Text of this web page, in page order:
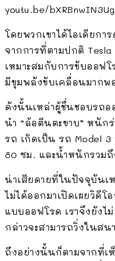
youtu.be/
โดยพวกเขาได้ไอเดียก
จากการที่ตามปกติ
เหมาะสมกับการขับออฟ
มีขุมพลังขับเคลื่อนมากพ
ดังนั้นเหล่าผู้ชื่นชอบรถ
นำ “ล้อตีนตะขาบ” หนัก
รถ เกิดเป็น รถ Model
80 ซม. และน้ำหนักรวม
น่าเสียดายที่ในปัจจุบันเ
ไม่ได้ออกมาเปิดเผยวิดี
แบบออฟโรด เราจึงยังไ
กล่าวจะสามารถวิ่งในส
ถึงอย่างนั้นก็ตามจากที่เ